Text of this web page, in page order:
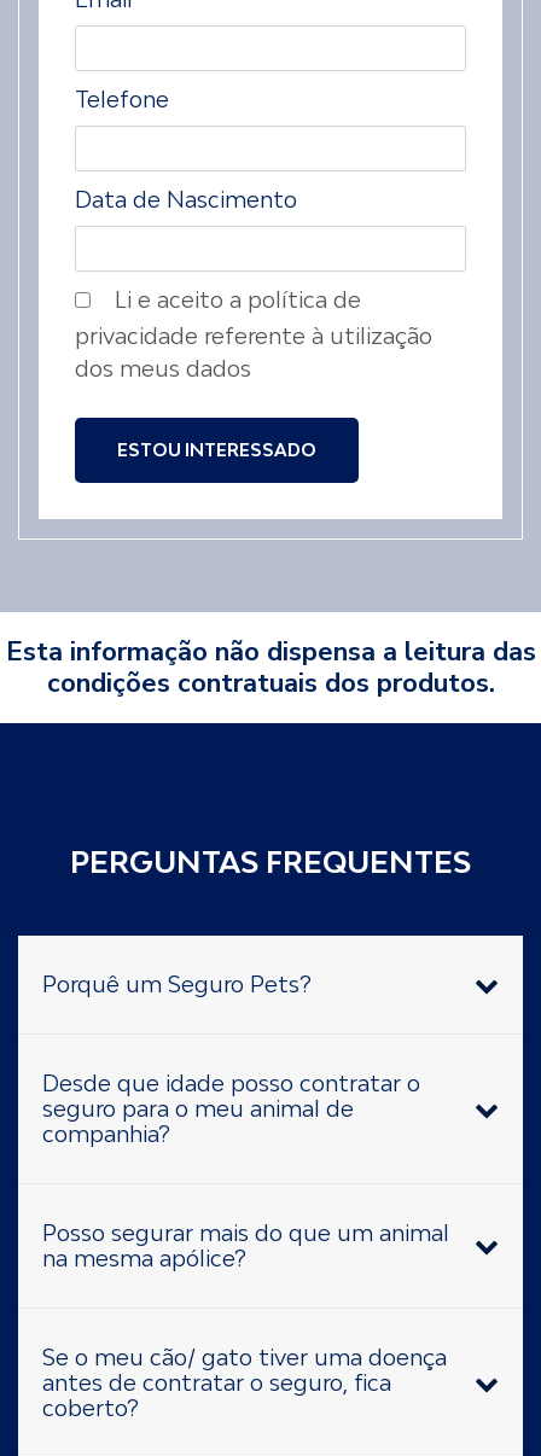
Telefone
Data de Nascimento
Li e aceito a política de
privacidade referente à utilização
dos meus dados
ESTOU INTERESSADO
Esta informação não dispensa a leitura das
condições contratuais dos produtos.
PERGUNTAS FREQUENTES
Porquê um Seguro Pets?
Desde que idade posso contratar o
seguro para o meu animal de
companhia?
Posso segurar mais do que um animal
na mesma apólice?
Se o meu cão/ gato tiver uma doença
antes de contratar o seguro, fica
coberto?